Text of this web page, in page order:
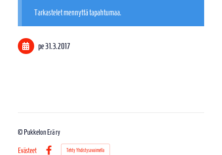
Tarkastelet mennyttä tapahtumaa.
pe 31.3.2017
© Pukkelon Erä ry
Evästeet
Tehty Yhdistysavaimella